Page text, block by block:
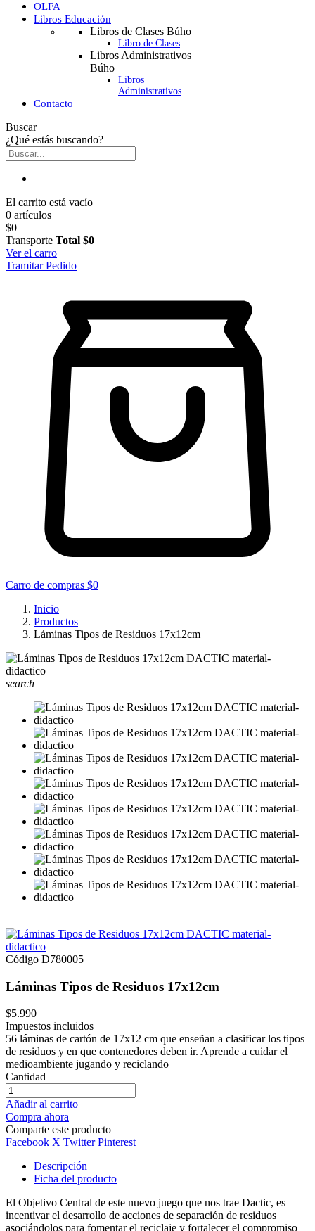
OLFA
Libros Educación
Libros de Clases Búho
Libro de Clases
Libros Administrativos
Búho
Libros
Administrativos
Contacto
Buscar
¿Qué estás buscando?
El carrito está vacío
0 artículos
$0
Transporte Total $0
Ver el carro
Tramitar Pedido
Carro de compras $0
Inicio
Productos
Láminas Tipos de Residuos 17x12cm
search
Código D780005
Láminas Tipos de Residuos 17x12cm
$5.990
Impuestos incluidos
56 láminas de cartón de 17x12 cm que enseñan a clasificar los tipos
de residuos y en que contenedores deben ir. Aprende a cuidar el
medioambiente jugando y reciclando
Cantidad
Añadir al carrito
Compra ahora
Comparte este producto
Facebook X Twitter Pinterest
Descripción
Ficha del producto
El Objetivo Central de este nuevo juego que nos trae Dactic, es
incentivar el desarrollo de acciones de separación de residuos
asociándolos para fomentar el reciclaje y fortalecer el compromiso